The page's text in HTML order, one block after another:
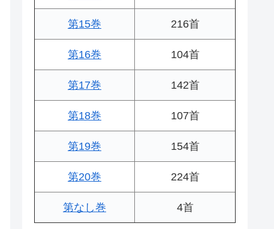
第15巻 216首
第16巻 104首
第17巻 142首
第18巻 107首
第19巻 154首
第20巻 224首
第なし巻 4首